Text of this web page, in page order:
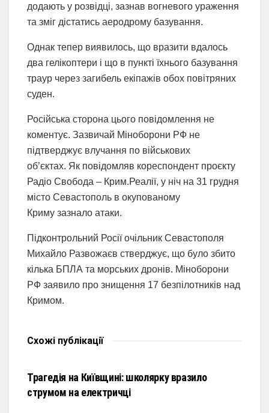
додають у розвідці, зазнав вогневого ураження
та зміг дістатись аеродрому базування.
Однак тепер виявилось, що вразити вдалось
два гелікоптери і що в пункті їхнього базування
траур через загибель екіпажів обох повітряних
суден.
Російська сторона цього повідомлення не
коментує. Зазвичай Міноборони РФ не
підтверджує влучання по військових
об’єктах. Як повідомляв кореспондент проєкту
Радіо Свобода – Крим.Реалії, у ніч на 31 грудня
місто Севастополь в окупованому
Криму зазнало атаки.
Підконтрольний Росії очільник Севастополя
Михайло Развожаєв стверджує, що було збито
кілька БПЛА та морських дронів. Міноборони
РФ заявило про знищення 17 безпілотників над
Кримом.
Схожі публікації
Трагедія на Київщині: школярку вразило
струмом на електричці